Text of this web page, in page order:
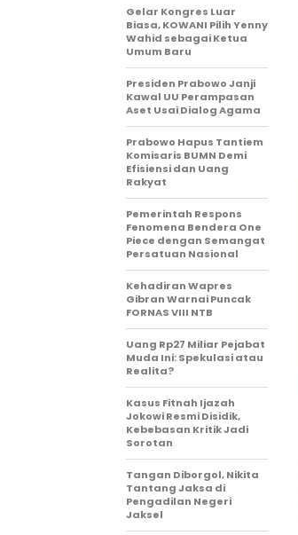
Gelar Kongres Luar
Biasa, KOWANI Pilih Yenny
Wahid sebagai Ketua
Umum Baru
Presiden Prabowo Janji
Kawal UU Perampasan
Aset Usai Dialog Agama
Prabowo Hapus Tantiem
Komisaris BUMN Demi
Efisiensi dan Uang
Rakyat
Pemerintah Respons
Fenomena Bendera One
Piece dengan Semangat
Persatuan Nasional
Kehadiran Wapres
Gibran Warnai Puncak
FORNAS VIII NTB
Uang Rp27 Miliar Pejabat
Muda Ini: Spekulasi atau
Realita?
Kasus Fitnah Ijazah
Jokowi Resmi Disidik,
Kebebasan Kritik Jadi
Sorotan
Tangan Diborgol, Nikita
Tantang Jaksa di
Pengadilan Negeri
Jaksel